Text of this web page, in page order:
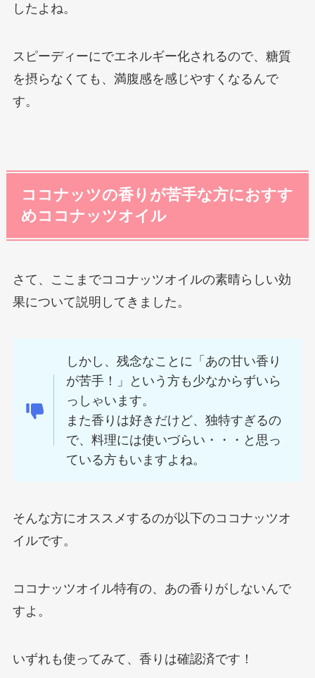
したよね。
スピーディーにでエネルギー化されるので、糖質
を摂らなくても、満腹感を感じやすくなるんで
す。
ココナッツの香りが苦手な方におすす
めココナッツオイル
さて、ここまでココナッツオイルの素晴らしい効
果について説明してきました。
しかし、残念なことに「あの甘い香り
が苦手！」という方も少なからずいら
っしゃいます。
また香りは好きだけど、独特すぎるの
で、料理には使いづらい・・・と思っ
ている方もいますよね。
そんな方にオススメするのが以下のココナッツオ
イルです。
ココナッツオイル特有の、あの香りがしないんで
すよ。
いずれも使ってみて、香りは確認済です！